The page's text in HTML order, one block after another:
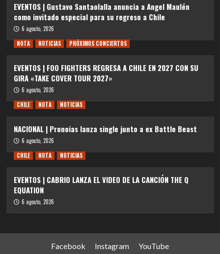
EVENTOS | Gustavo Santaolalla anuncia a Angel Maulén
como invitado especial para su regreso a Chile
6 agosto, 2026
NOTA
NOTICIAS PRÓXIMOS CONCIERTOS
EVENTOS | FOO FIGHTERS REGRESA A CHILE EN 2027 CON SU
GIRA «TAKE COVER TOUR 2027»
6 agosto, 2026
CHILE
NOTA NOTICIAS
NACIONAL | Pronoias lanza single junto a ex Battle Beast
6 agosto, 2026
CHILE
NOTA NOTICIAS
EVENTOS | CABRIO LANZA EL VIDEO DE LA CANCIÓN THE Q
EQUATION
6 agosto, 2026
Facebook Instagram YouTube